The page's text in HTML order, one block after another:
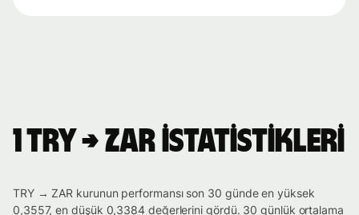
1 TRY → ZAR istatistikleri
TRY → ZAR kurunun performansı son 30 günde en yüksek
0,3557, en düşük 0,3384 değerlerini gördü. 30 günlük ortalama